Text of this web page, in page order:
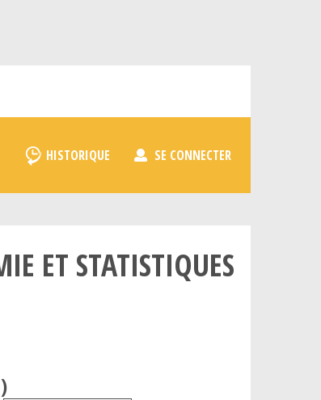
HISTORIQUE SE CONNECTER
ET STATISTIQUES
)